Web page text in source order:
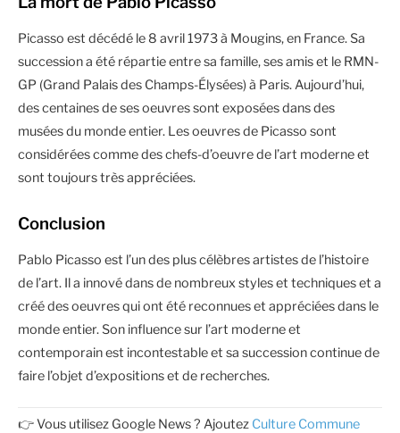
Picasso est décédé le 8 avril 1973 à Mougins, en France. Sa
succession a été répartie entre sa famille, ses amis et le RMN-
GP (Grand Palais des Champs-Élysées) à Paris. Aujourd’hui,
des centaines de ses oeuvres sont exposées dans des
musées du monde entier. Les oeuvres de Picasso sont
considérées comme des chefs-d’oeuvre de l’art moderne et
sont toujours très appréciées.
Conclusion
Pablo Picasso est l’un des plus célèbres artistes de l’histoire
de l’art. Il a innové dans de nombreux styles et techniques et a
créé des oeuvres qui ont été reconnues et appréciées dans le
monde entier. Son influence sur l’art moderne et
contemporain est incontestable et sa succession continue de
faire l’objet d’expositions et de recherches.
👉 Vous utilisez Google News ? Ajoutez Culture Commune